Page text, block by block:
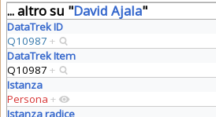
... altro su "David Ajala"
DataTrek ID
Q10987 +
DataTrek Item
Q10987 +
Istanza
Persona +
Istanza radice